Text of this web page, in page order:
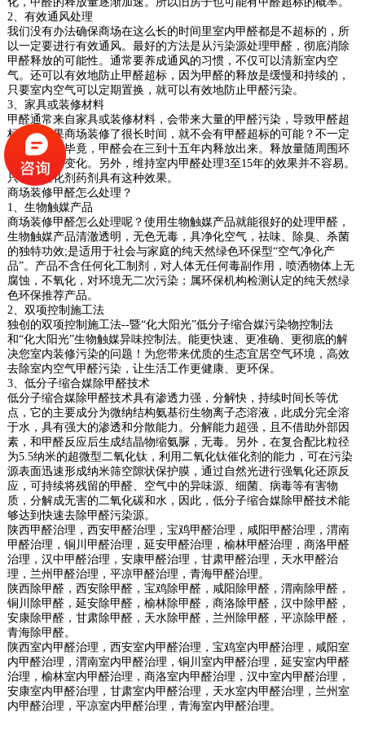
2、有效通风处理
我们没有办法确保商场在这么长的时间里室内甲醛都是不超标的，所
以一定要进行有效通风。最好的方法是从污染源处理甲醛，彻底消除
甲醛释放的可能性。通常要养成通风的习惯，不仅可以清新室内空
气。还可以有效地防止甲醛超标，因为甲醛的释放是缓慢和持续的，
只要室内空气可以定期置换，就可以有效地防止甲醛污染。
3、家具或装修材料
甲醛通常来自家具或装修材料，会带来大量的甲醛污染，导致甲醛超
标，那如果商场装修了很长时间，就不会有甲醛超标的可能？不一定
是这样的。毕竟，甲醛会在三到十五年内释放出来。释放量随周围环
境的变化而变化。另外，维持室内甲醛处理3至15年的效果并不容易。
只有光催化剂药剂具有这种效果。
商场装修甲醛怎么处理？
1、生物触媒产品
商场装修甲醛怎么处理呢？使用生物触媒产品就能很好的处理甲醛，
生物触媒产品清澈透明，无色无毒，具净化空气，祛味、除臭、杀菌
的独特功效;是适用于社会与家庭的纯天然绿色环保型“空气净化产
品”。产品不含任何化工制剂，对人体无任何毒副作用，喷洒物体上无
腐蚀，不氧化，对环境无二次污染；属环保机构检测认定的纯天然绿
色环保推荐产品。
2、双项控制施工法
独创的双项控制施工法--暨“化大阳光”低分子缩合媒污染物控制法
和“化大阳光”生物触媒异味控制法。能更快速、更准确、更彻底的解
决您室内装修污染的问题！为您带来优质的生态宜居空气环境，高效
去除室内空气甲醛污染，让生活工作更健康、更环保。
3、低分子缩合媒除甲醛技术
低分子缩合媒除甲醛技术具有渗透力强，分解快，持续时间长等优
点，它的主要成分为微纳结构氨基衍生物离子态溶液，此成分完全溶
于水，具有强大的渗透和分散能力。分解能力超强，且不借助外部因
素，和甲醛反应后生成结晶物缩氨脲，无毒。另外，在复合配比粒径
为5.5纳米的超微型二氧化钛，利用二氧化钛催化剂的能力，可在污染
源表面迅速形成纳米筛空隙状保护膜，通过自然光进行强氧化还原反
应，可持续将残留的甲醛、空气中的异味源、细菌、病毒等有害物
质，分解成无害的二氧化碳和水，因此，低分子缩合媒除甲醛技术能
够达到快速去除甲醛污染源。
陕西甲醛治理，西安甲醛治理，宝鸡甲醛治理，咸阳甲醛治理，渭南
甲醛治理，铜川甲醛治理，延安甲醛治理，榆林甲醛治理，商洛甲醛
治理，汉中甲醛治理，安康甲醛治理，甘肃甲醛治理，天水甲醛治
理，兰州甲醛治理，平凉甲醛治理，青海甲醛治理。
陕西除甲醛，西安除甲醛，宝鸡除甲醛，咸阳除甲醛，渭南除甲醛，
铜川除甲醛，延安除甲醛，榆林除甲醛，商洛除甲醛，汉中除甲醛，
安康除甲醛，甘肃除甲醛，天水除甲醛，兰州除甲醛，平凉除甲醛，
青海除甲醛。
陕西室内甲醛治理，西安室内甲醛治理，宝鸡室内甲醛治理，咸阳室
内甲醛治理，渭南室内甲醛治理，铜川室内甲醛治理，延安室内甲醛
治理，榆林室内甲醛治理，商洛室内甲醛治理，汉中室内甲醛治理，
安康室内甲醛治理，甘肃室内甲醛治理，天水室内甲醛治理，兰州室
内甲醛治理，平凉室内甲醛治理，青海室内甲醛治理。